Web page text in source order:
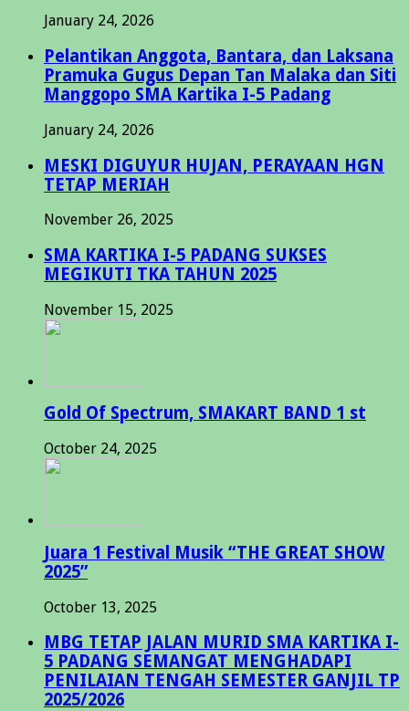
January 24, 2026
Pelantikan Anggota, Bantara, dan Laksana
Pramuka Gugus Depan Tan Malaka dan Siti
Manggopo SMA Kartika I-5 Padang
January 24, 2026
MESKI DIGUYUR HUJAN, PERAYAAN HGN
TETAP MERIAH
November 26, 2025
SMA KARTIKA I-5 PADANG SUKSES
MEGIKUTI TKA TAHUN 2025
November 15, 2025
Gold Of Spectrum, SMAKART BAND 1 st
October 24, 2025
Juara 1 Festival Musik “THE GREAT SHOW
2025”
October 13, 2025
MBG TETAP JALAN MURID SMA KARTIKA I-
5 PADANG SEMANGAT MENGHADAPI
PENILAIAN TENGAH SEMESTER GANJIL TP
2025/2026